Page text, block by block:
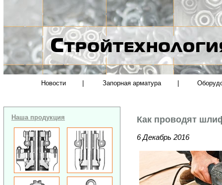
Новости Запорная арматура
Наша продукция Как проводят
6 Декабрь 2016